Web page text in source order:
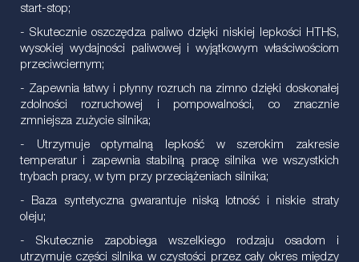
start-stop;
- Skutecznie oszczędza paliwo dzięki niskiej lepkości HTHS,
wysokiej wydajności paliwowej i wyjątkowym właściwościom
przeciwciernym;
- Zapewnia łatwy i płynny rozruch na zimno dzięki doskonałej
zdolności rozruchowej i pompowalności, co znacznie
zmniejsza zużycie silnika;
- Utrzymuje optymalną lepkość w szerokim zakresie
temperatur i zapewnia stabilną pracę silnika we wszystkich
trybach pracy, w tym przy przeciążeniach silnika;
- Baza syntetyczna gwarantuje niską lotność i niskie straty
oleju;
- Skutecznie zapobiega wszelkiego rodzaju osadom i
utrzymuje części silnika w czystości przez cały okres między